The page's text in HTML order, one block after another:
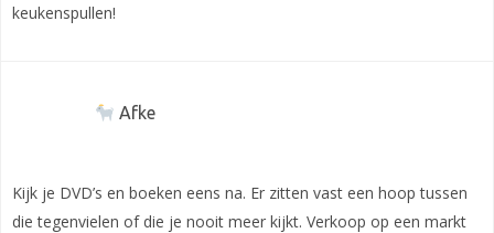
keukenspullen!
Afke
Kijk je DVD’s en boeken eens na. Er zitten vast een hoop tussen
die tegenvielen of die je nooit meer kijkt. Verkoop op een markt